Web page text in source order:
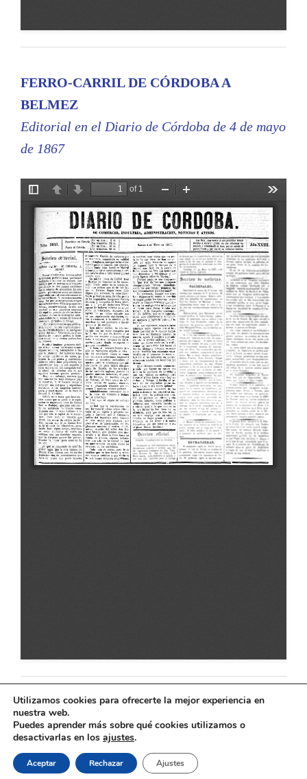
FERRO-CARRIL DE CÓRDOBA A
BELMEZ
Editorial en el Diario de Córdoba de 4 de mayo
de 1867
El ferrocarril en Andalucía © 2026
Utilizamos cookies para ofrecerte la mejor experiencia en
nuestra web.
Puedes aprender más sobre qué cookies utilizamos o
desactivarlas en los ajustes.
Aceptar Rechazar Ajustes